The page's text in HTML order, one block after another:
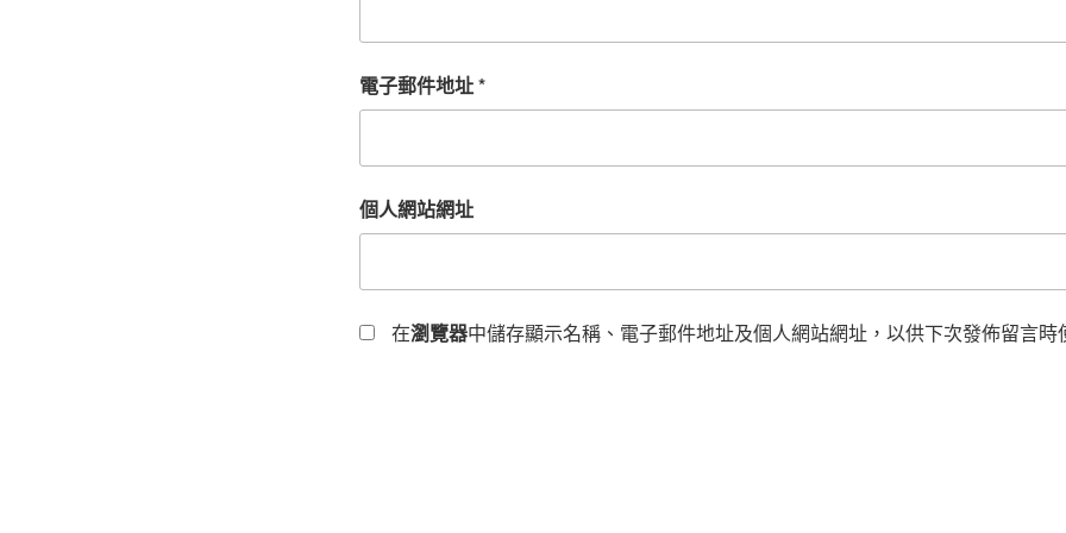
電子郵件地址*
個人網站網址
在瀏覽器中儲存顯示名稱、電子郵件地址及個人網站網址，以供下次發佈留言時